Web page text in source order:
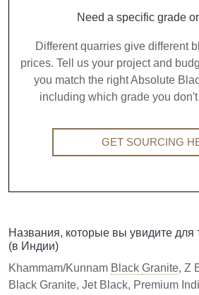
Need a specific grade
Different quarries give different
prices. Tell us your project and
you match the right Absolute
including which grade you
GET SOURCING
Названия, которые вы увидите для
(в Индии)
Khammam/Kunnam Black Granite, Z
Black Granite, Jet Black, Premium